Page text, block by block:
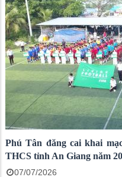
Phú Tân đăng cai khai
THCS tỉnh An Giang năm
07/07/2026